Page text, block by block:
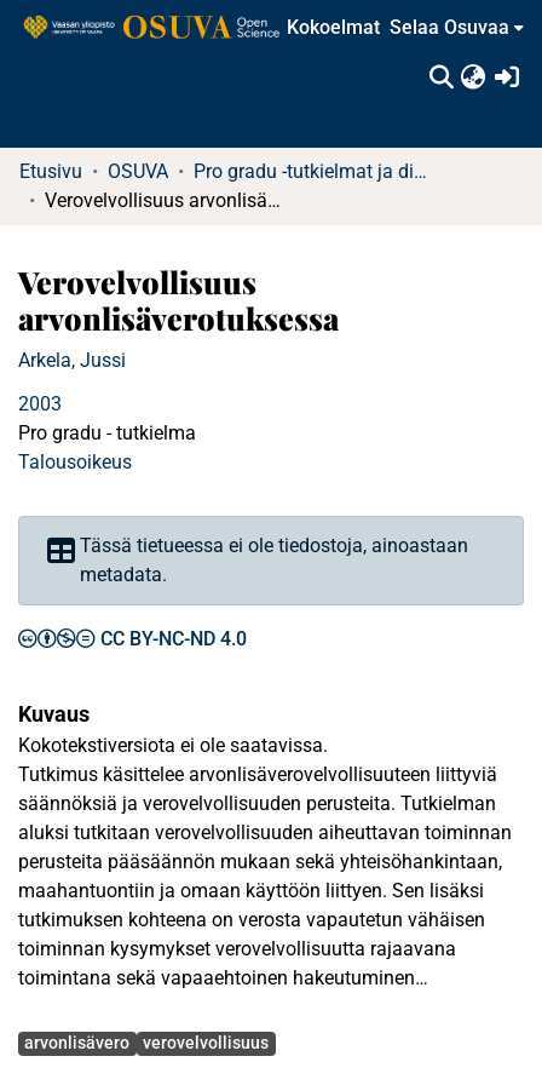
Kokoelmat Selaa Osuvaa
Etusivu OSUVA
Pro gradu -tutkielmat ja diplomityöt
Verovelvollisuus arvonlisäverotuksessa
Verovelvollisuus
arvonlisäverotuksessa
Arkela, Jussi
2003
Pro gradu - tutkielma
Talousoikeus
Tässä tietueessa ei ole tiedostoja, ainoastaan
metadata.
CC BY-NC-ND 4.0
Kuvaus
Kokotekstiversiota ei ole saatavissa.
Tutkimus käsittelee arvonlisäverovelvollisuuteen liittyviä
säännöksiä ja verovelvollisuuden perusteita. Tutkielman
aluksi tutkitaan verovelvollisuuden aiheuttavan toiminnan
perusteita pääsäännön mukaan sekä yhteisöhankintaan,
maahantuontiin ja omaan käyttöön liittyen. Sen lisäksi
tutkimuksen kohteena on verosta vapautetun vähäisen
toiminnan kysymykset verovelvollisuutta rajaavana
toimintana sekä vapaaehtoinen hakeutuminen
verovelvollisryhmiä, kuten yleishyödyllisiä yhteisöjä,
Avainsanat
arvonlisävero verovelvollisuus